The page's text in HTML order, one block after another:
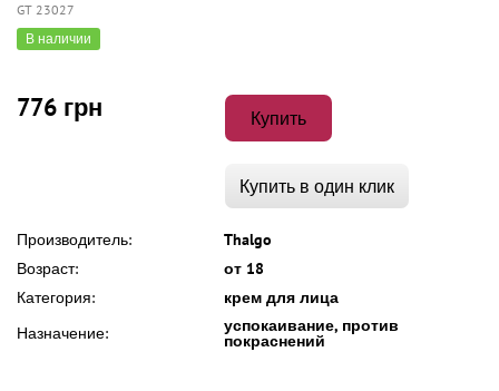
GT 23027
В наличии
776 грн Купить
Купить в один клик
Производитель:
Thalgo
Возраст:
от 18
Категория:
крем для лица
Назначение:
успокаивание, против
покраснений